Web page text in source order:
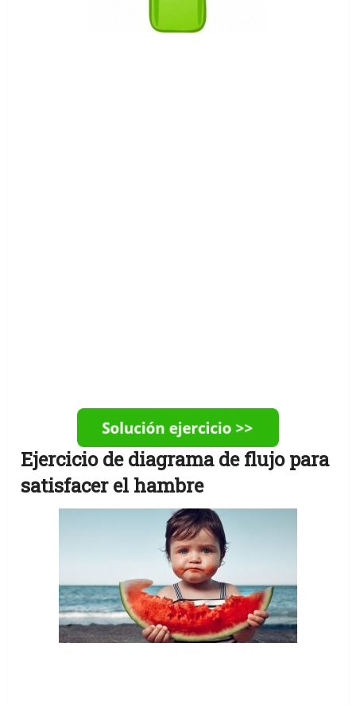
Ejercicio de diagrama de flujo para
satisfacer el hambre